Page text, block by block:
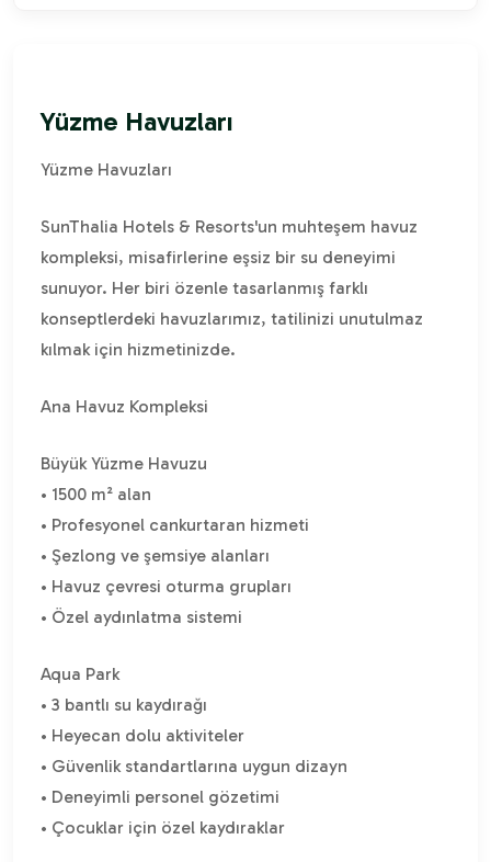
Yüzme Havuzları
Yüzme Havuzları
SunThalia Hotels & Resorts'un muhteşem havuz
kompleksi, misafirlerine eşsiz bir su deneyimi
sunuyor. Her biri özenle tasarlanmış farklı
konseptlerdeki havuzlarımız, tatilinizi unutulmaz
kılmak için hizmetinizde.
Ana Havuz Kompleksi
Büyük Yüzme Havuzu
• 1500 m² alan
• Profesyonel cankurtaran hizmeti
• Şezlong ve şemsiye alanları
• Havuz çevresi oturma grupları
• Özel aydınlatma sistemi
Aqua Park
• 3 bantlı su kaydırağı
• Heyecan dolu aktiviteler
• Güvenlik standartlarına uygun dizayn
• Deneyimli personel gözetimi
• Çocuklar için özel kaydıraklar